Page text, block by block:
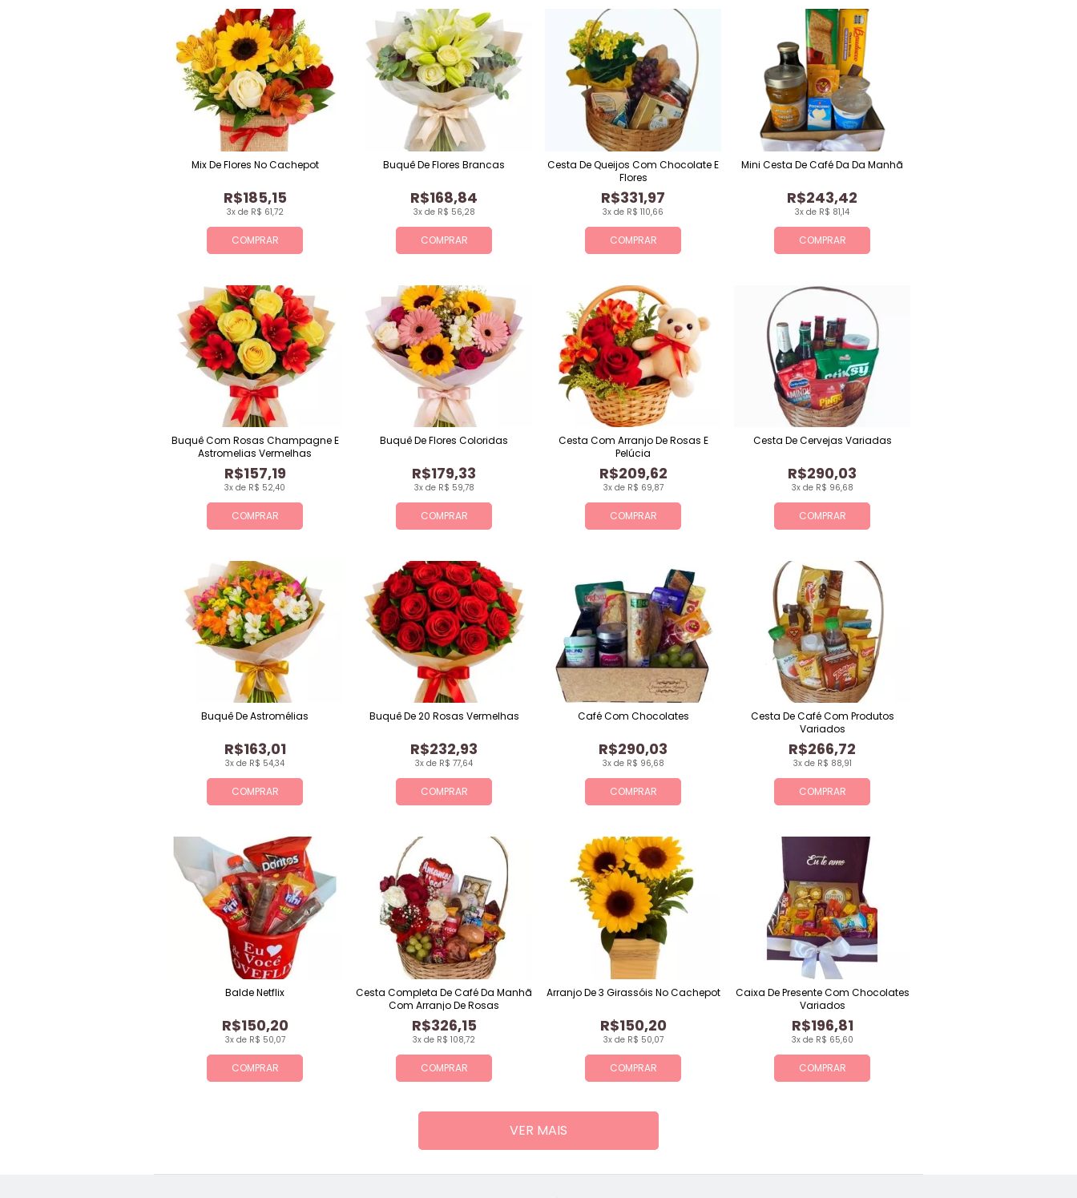
COMPRAR
3x de R$ 61,72
R$185,15
Mix De Flores No Cachepot
COMPRAR
3x de R$ 56,28
R$168,84
Buquê De Flores Brancas
COMPRAR
3x de R$ 110,66
R$331,97
Cesta De Queijos Com Chocolate E
Flores
COMPRAR
3x de R$ 81,14
R$243,42
Mini Cesta De Café Da Da Manhã
COMPRAR
3x de R$ 52,40
R$157,19
Buquê Com Rosas Champagne E
Astromelias Vermelhas
COMPRAR
3x de R$ 59,78
R$179,33
Buquê De Flores Coloridas
COMPRAR
3x de R$ 69,87
R$209,62
Cesta Com Arranjo De Rosas E
Pelúcia
COMPRAR
3x de R$ 96,68
R$290,03
Cesta De Cervejas Variadas
COMPRAR
3x de R$ 54,34
R$163,01
Buquê De Astromélias
COMPRAR
3x de R$ 77,64
R$232,93
Buquê De 20 Rosas Vermelhas
COMPRAR
3x de R$ 96,68
R$290,03
Café Com Chocolates
COMPRAR
3x de R$ 88,91
R$266,72
Cesta De Café Com Produtos
Variados
COMPRAR
3x de R$ 50,07
R$150,20
Balde Netflix
COMPRAR
3x de R$ 108,72
R$326,15
Cesta Completa De Café Da Manhã
Com Arranjo De Rosas
COMPRAR
3x de R$ 50,07
R$150,20
Arranjo De 3 Girassóis No Cachepot
COMPRAR
3x de R$ 65,60
R$196,81
Caixa De Presente Com Chocolates
Variados
VER MAIS